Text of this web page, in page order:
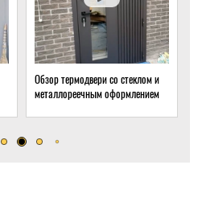
Обзор термодвери со стеклом и
металлореечным оформлением